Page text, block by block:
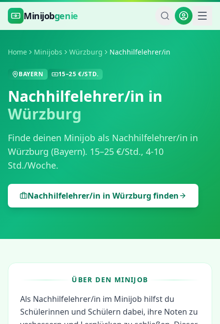
Zum Hauptinhalt springen
Minijobgenie
Home Minijobs Würzburg Nachhilfelehrer/in
BAYERN 15–25 €/STD.
Nachhilfelehrer/in in
Würzburg
Finde deinen Minijob als Nachhilfelehrer/in in
Würzburg (Bayern). 15–25 €/Std., 4-10
Std./Woche.
Nachhilfelehrer/in in Würzburg finden
ÜBER DEN MINIJOB
Als Nachhilfelehrer/in im Minijob hilfst du
Schülerinnen und Schülern dabei, ihre Noten zu